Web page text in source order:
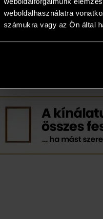
weboldalhasználatra
számukra vagy az Ön által
your